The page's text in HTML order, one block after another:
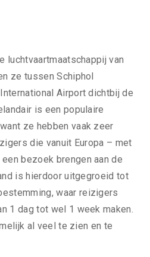
luchtvaartmaatschappij van
ze tussen Schiphol
Airport dichtbij de
is een populaire
ze hebben vaak zeer
die vanuit Europa – met
bezoek brengen aan de
is hierdoor uitgegroeid tot
waar reizigers
1 dag tot wel 1 week maken.
al veel te zien en te